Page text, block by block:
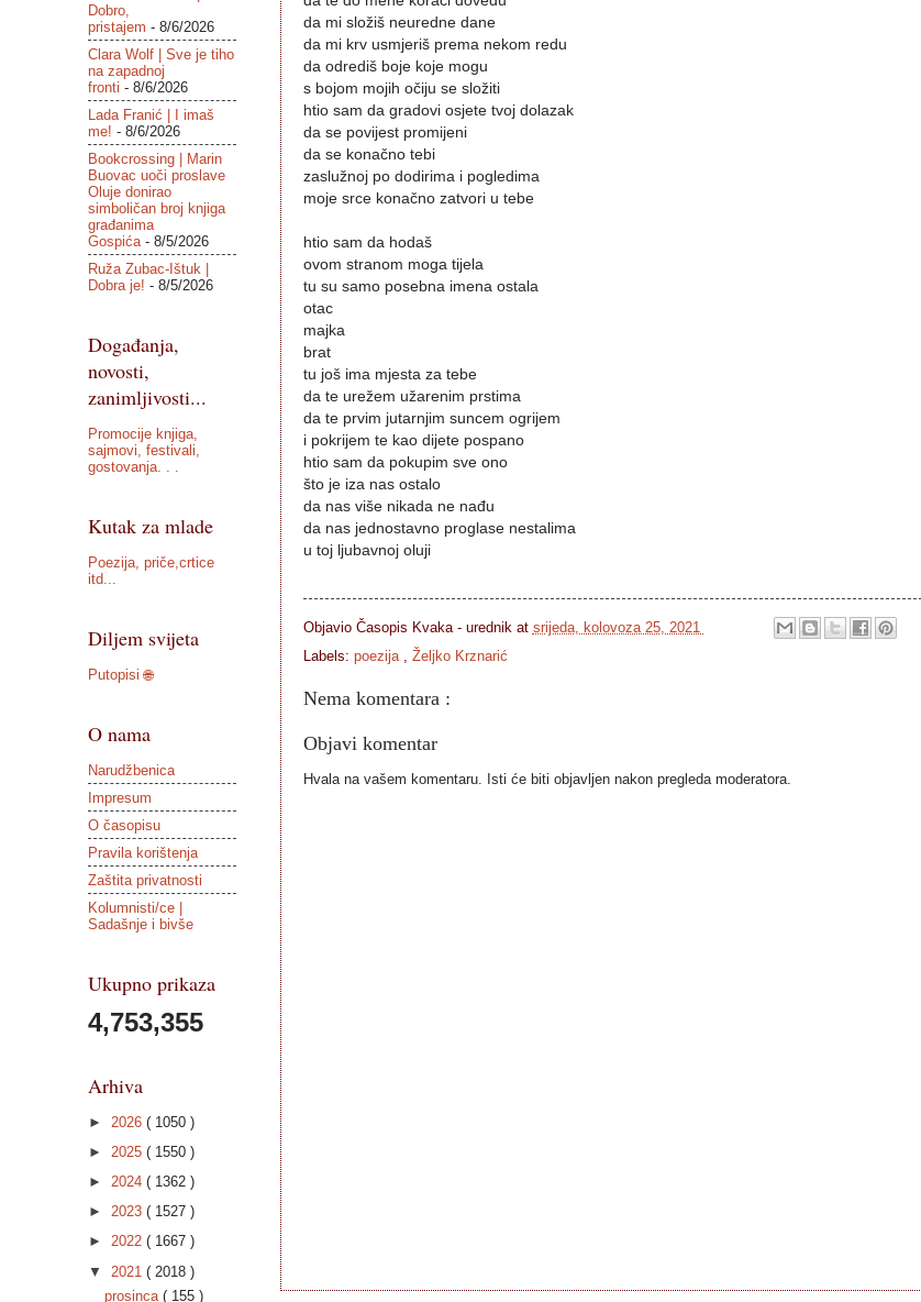
da mi složiš neuredne dane
da mi krv usmjeriš prema nekom redu
da odrediš boje koje mogu
s bojom mojih očiju se složiti
htio sam da gradovi osjete tvoj dolazak
da se povijest promijeni
da se konačno tebi
zaslužnoj po dodirima i pogledima
moje srce konačno zatvori u tebe
htio sam da hodaš
ovom stranom moga tijela
tu su samo posebna imena ostala
otac
majka
brat
tu još ima mjesta za tebe
da te urežem užarenim prstima
da te prvim jutarnjim suncem ogrijem
i pokrijem te kao dijete pospano
htio sam da pokupim sve ono
što je iza nas ostalo
da nas više nikada ne nađu
da nas jednostavno proglase nestalima
u toj ljubavnoj oluji
Objavio Časopis Kvaka - urednik at srijeda, kolovoza 25, 2021
Labels: poezija , Željko Krznarić
Nema komentara :
Objavi komentar
Hvala na vašem komentaru. Isti će biti objavljen nakon pregleda moderatora.
Dobro,
pristajem - 8/6/2026
Clara Wolf | Sve je tiho
na zapadnoj
fronti - 8/6/2026
Lada Franić | I imaš
me! - 8/6/2026
Bookcrossing | Marin
Buovac uoči proslave
Oluje donirao
simboličan broj knjiga
građanima
Gospića- 8/5/2026
Ruža Zubac-Ištuk |
Dobra je! - 8/5/2026
Događanja,
novosti,
zanimljivosti...
Promocije knjiga,
sajmovi, festivali,
gostovanja. . .
Kutak za mlade
Poezija, priče,crtice
itd...
Diljem svijeta
Putopisi 🌐
O nama
Narudžbenica
Impresum
O časopisu
Pravila korištenja
Zaštita privatnosti
Kolumnisti/ce |
Sadašnje i bivše
Ukupno prikaza
4,753,355
Arhiva
► 2026 ( 1050 )
► 2025 ( 1550 )
► 2024 ( 1362 )
► 2023 ( 1527 )
► 2022 ( 1667 )
▼ 2021 ( 2018 )
prosinca ( 155 )